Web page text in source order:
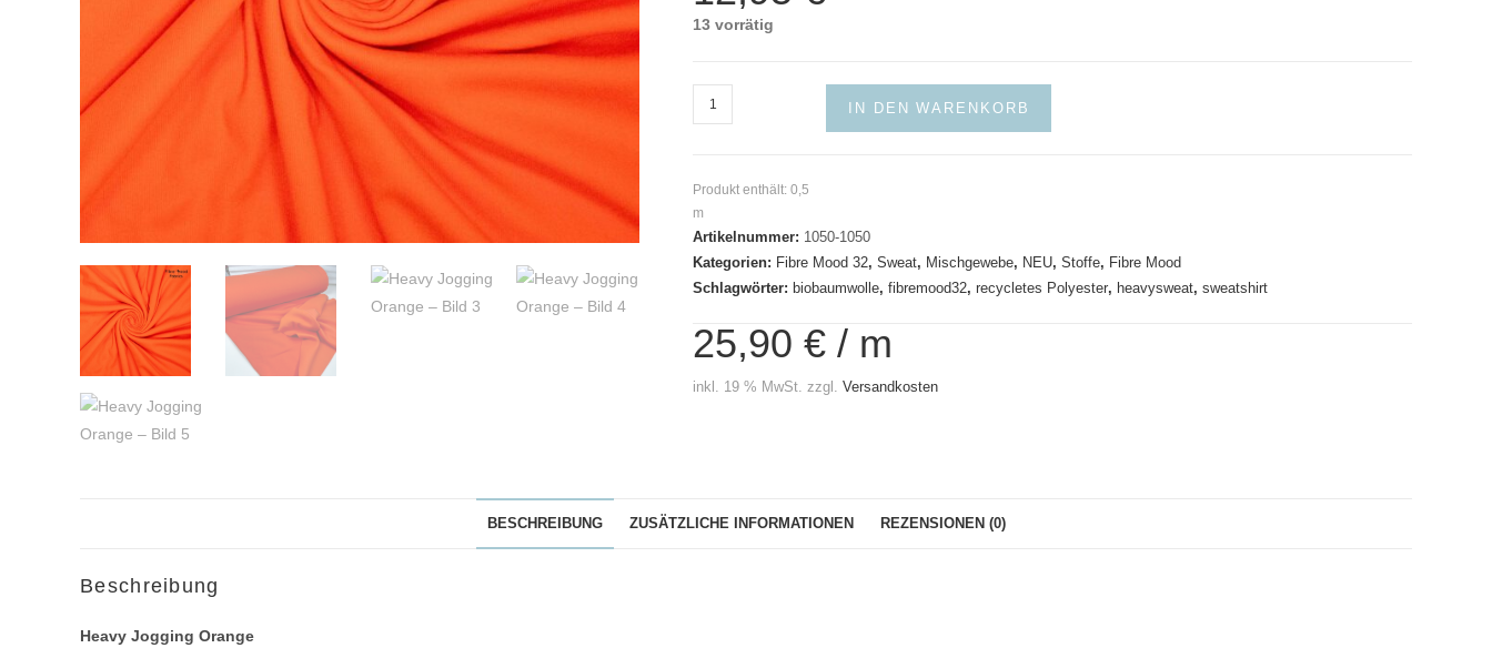
13 vorrätig
Heavy
Jogging
IN DEN WARENKORB
Produkt enthält: 0,5
m
Artikelnummer: 1050-1050
Kategorien: Fibre Mood 32, Sweat, Mischgewebe, NEU, Stoffe, Fibre Mood
Schlagwörter: biobaumwolle, fibremood32, recycletes Polyester, heavysweat, sweatshirt
25,90 € / m
inkl. 19 % MwSt. zzgl. Versandkosten
BESCHREIBUNG ZUSÄTZLICHE INFORMATIONEN REZENSIONEN (0)
Beschreibung
Heavy Jogging Orange